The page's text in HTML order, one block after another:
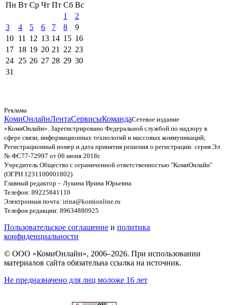
Пн Вт Ср Чт Пт Сб Вс
1
2
3
4 5 6 7 8
9
10 11 12 13 14 15 16
17 18 19 20 21 22 23
24 25 26 27 28 29 30
31
Реклама
КомиОнлайнЛентаСервисыКомандаСетевое издание
«КомиОнлайн». Зарегистрировано Федеральной службой по надзору в
сфере связи, информационных технологий и массовых коммуникаций;
Регистрационный номер и дата принятия решения о регистрации: серия Эл
№ ФС77-72997 от 06 июня 2018г.
Учредитель Общество с ограниченной ответственностью "КомиОнлайн"
(ОГРН 1231100001802)
Главный редактор – Лукина Ирина Юрьевна.
Телефон: 89225841110
Электронная почта: irina@komionline.ru
Телефон редакции: 89634880925
Пользовательское соглашение и политика
конфиденциальности
© ООО «КомиОнлайн», 2006–2026. При использовании
материалов сайта обязательна ссылка на источник.
Не предназначено для лиц моложе 16 лет